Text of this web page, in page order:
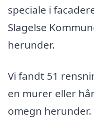
speciale i
Slagelse
herunder.
Vi fandt 51
en murer eller
omegn herunder.